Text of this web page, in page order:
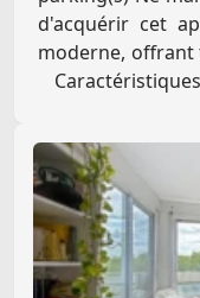
d'acquérir cet
moderne,